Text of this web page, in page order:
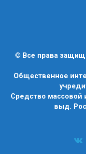
© Все права
Общественное
Средство
выд.